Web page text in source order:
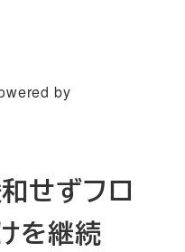
by
せずフロ
を継続